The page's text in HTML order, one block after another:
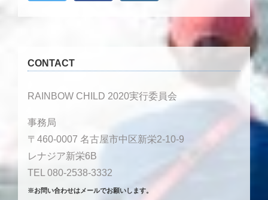
CONTACT
RAINBOW CHILD 2020実行委員会
事務局
〒460-0007 名古屋市中区新栄2-10-9
レナジア新栄6B
TEL 080-2538-3332
※お問い合わせはメールでお願いします。